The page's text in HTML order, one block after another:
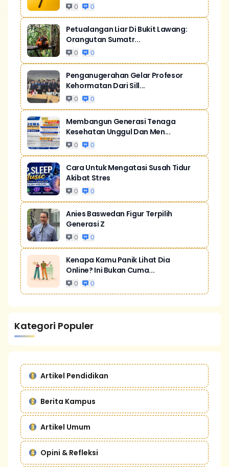
0 0
Petualangan Liar Di Bukit Lawang:
Orangutan Sumatr...
0 0
Penganugerahan Gelar Profesor
Kehormatan Dari Sill...
0 0
Membangun Generasi Tenaga
Kesehatan Unggul Dan Men...
0 0
Cara Untuk Mengatasi Susah Tidur
Akibat Stres
0 0
Anies Baswedan Figur Terpilih
Generasi Z
0 0
Kenapa Kamu Panik Lihat Dia
Online? Ini Bukan Cuma...
0 0
Kategori Populer
Artikel Pendidikan
Berita Kampus
Artikel Umum
Opini & Refleksi